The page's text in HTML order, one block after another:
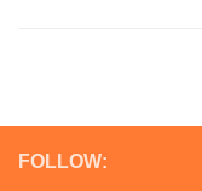
FOLLOW: